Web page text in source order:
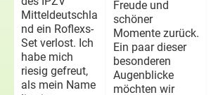
Mitteldeutschla
nd ein Roflexs-
Set verlost. Ich
habe mich
riesig gefreut,
als mein Name
Freude und
schöner
Momente zurück.
Ein paar dieser
besonderen
Augenblicke
möchten wir